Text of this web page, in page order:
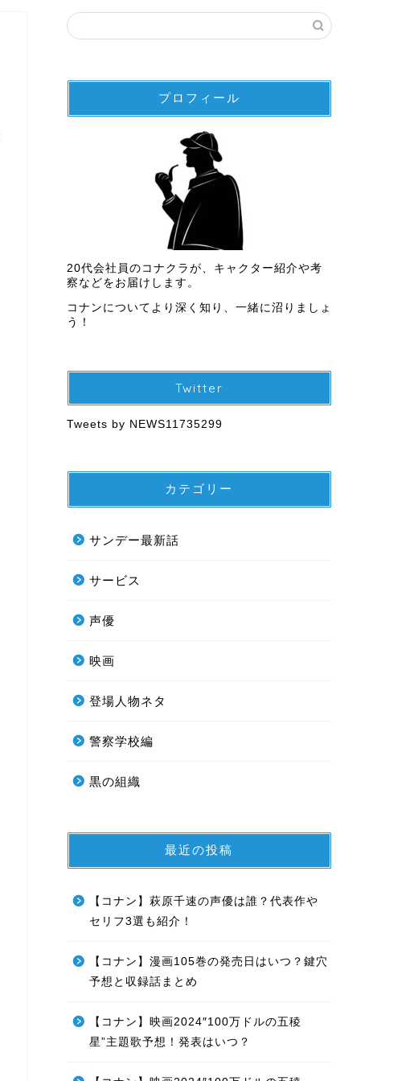
プロフィール
20代会社員のコナクラが、キャクター紹介や考
察などをお届けします。
コナンについてより深く知り、一緒に沼りましょ
う！
Twitter
Tweets by NEWS11735299
カテゴリー
サンデー最新話
サービス
声優
映画
登場人物ネタ
警察学校編
黒の組織
最近の投稿
【コナン】萩原千速の声優は誰？代表作や
セリフ3選も紹介！
【コナン】漫画105巻の発売日はいつ？鍵穴
予想と収録話まとめ
【コナン】映画2024″100万ドルの五稜
星”主題歌予想！発表はいつ？